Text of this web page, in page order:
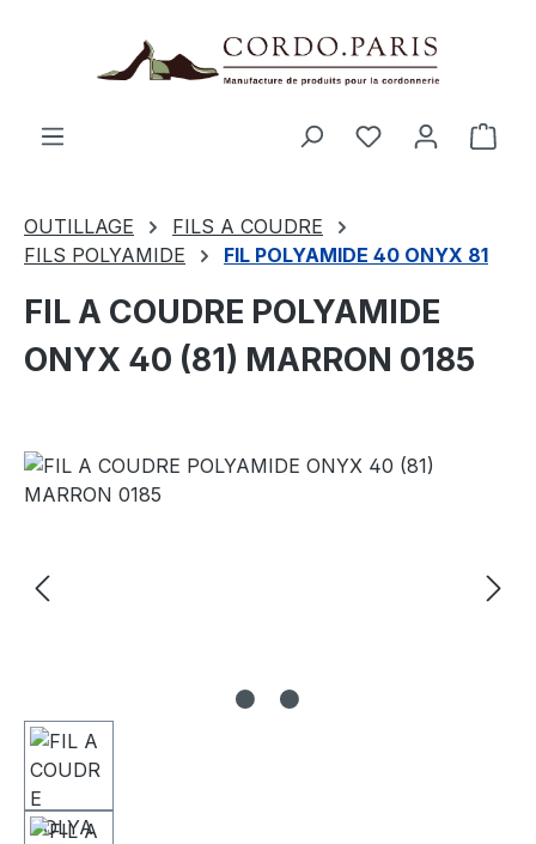
Le
OUTILLAGE
FILS A COUDRE
FILS POLYAMIDE
FIL POLYAMIDE 40 ONYX 81
FIL A COUDRE POLYAMIDE
ONYX 40 (81) MARRON 0185
Ignorer la galerie d'images